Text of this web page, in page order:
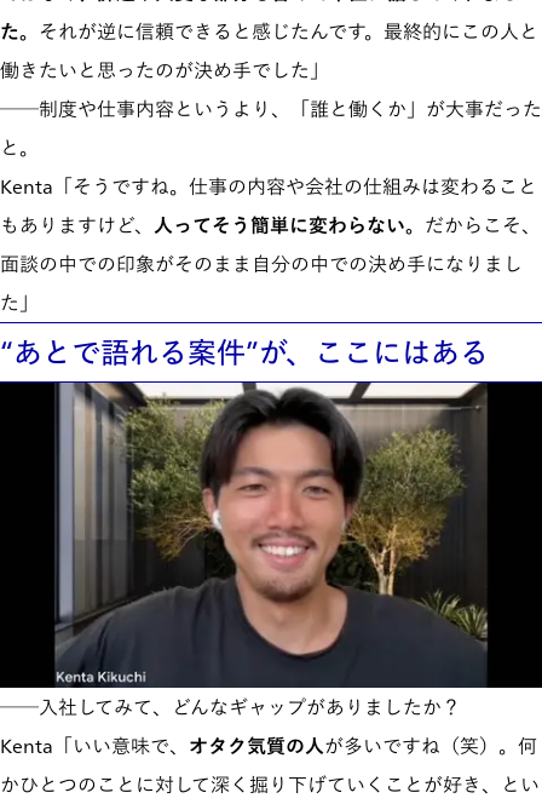
た。 それが逆に信頼できると感じたんです。最終的にこの人と
働きたいと思ったのが決め手でした」
──制度や仕事内容というより、「誰と働くか」が大事だった
と。
Kenta「そうですね。仕事の内容や会社の仕組みは変わること
もありますけど、 人ってそう簡単に変わらない。 だからこそ、
面談の中での印象がそのまま自分の中での決め手になりまし
た」
“あとで語れる案件”が、ここにはある
──入社してみて、どんなギャップがありましたか？
Kenta「いい意味で、 オタク気質の人が多いですね（笑）。何
かひとつのことに対して深く掘り下げていくことが好き、とい